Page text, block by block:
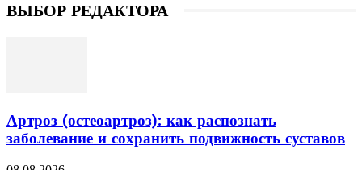
ВЫБОР РЕДАКТОРА
Артроз (остеоартроз): как распознать
заболевание и сохранить подвижность суставов